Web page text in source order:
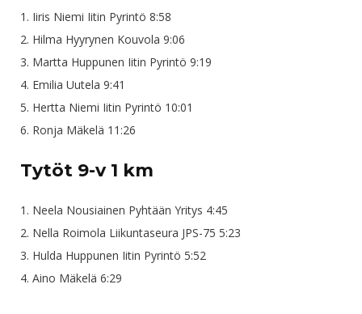
1. Iiris Niemi Iitin Pyrintö 8:58
2. Hilma Hyyrynen Kouvola 9:06
3. Martta Huppunen Iitin Pyrintö 9:19
4. Emilia Uutela 9:41
5. Hertta Niemi Iitin Pyrintö 10:01
6. Ronja Mäkelä 11:26
Tytöt 9-v 1 km
1. Neela Nousiainen Pyhtään Yritys 4:45
2. Nella Roimola Liikuntaseura JPS-75 5:23
3. Hulda Huppunen Iitin Pyrintö 5:52
4. Aino Mäkelä 6:29